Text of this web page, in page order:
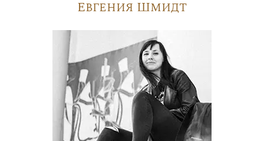
Евгения Шмидт